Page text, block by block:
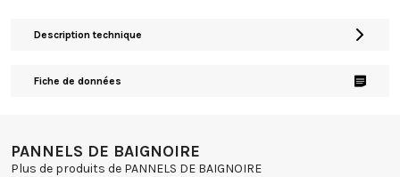
Description technique
Fiche de données
PANNELS DE BAIGNOIRE
Plus de produits de PANNELS DE BAIGNOIRE